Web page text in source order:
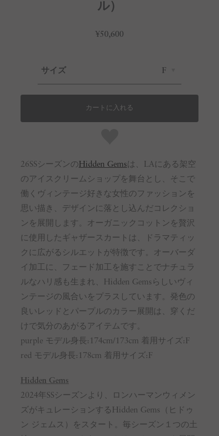
ル）
¥50,600
サイズ F
カートに入れる
26SSシーズンのHidden Gemsは、LAにある架空
のアイスクリームショップを舞台とし、そこで
働くヴィンテージ好きな女性のファッションを
思い描き、デザインに落とし込んだコレクショ
ンを展開します。オーガニックコットンを贅沢
に使用したギャザースカートは、ドラマティッ
クに広がるシルエットが特徴です。オーバーダ
イ加工に、フェード加工を施すことでナチュラ
ルなハリ感も生まれ、Hidden Gemsらしいヴィ
ンテージの風合いをプラスしています。発色の
良いレッドとパープルのカラー展開は、穿くだ
けで気分のあがるアイテムです。
purple モデル身長:174cm/173cm 着用サイズ:F
red モデル身長:178cm 着用サイズ:F
Hidden Gems
2024年SSシーズンより、ロンハーマンウィメン
ズがキュレーションするHidden Gems（ヒドゥ
ン ジェムス）をスタート。毎シーズン１つの土